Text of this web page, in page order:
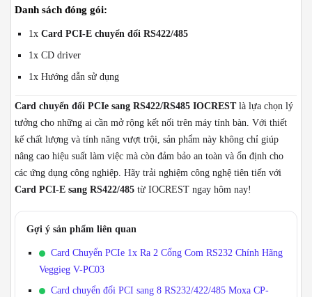
Danh sách đóng gói:
1x Card PCI-E chuyển đổi RS422/485
1x CD driver
1x Hướng dẫn sử dụng
Card chuyển đổi PCIe sang RS422/RS485 IOCRESTlà lựa chọn lý
tưởng cho những ai cần mở rộng kết nối trên máy tính bàn. Với thiết
kế chất lượng và tính năng vượt trội, sản phẩm này không chỉ giúp
nâng cao hiệu suất làm việc mà còn đảm bảo an toàn và ổn định cho
các ứng dụng công nghiệp. Hãy trải nghiệm công nghệ tiên tiến với
Card PCI-E sang RS422/485 từ IOCREST ngay hôm nay!
Gợi ý sản phẩm liên quan
Card Chuyển PCIe 1x Ra 2 Cổng Com RS232 Chính Hãng
Veggieg V-PC03
Card chuyển đổi PCI sang 8 RS232/422/485 Moxa CP-